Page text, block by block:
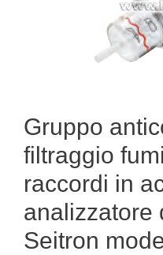
Gruppo
filtraggio
raccordi in
analizzatore
Seitron